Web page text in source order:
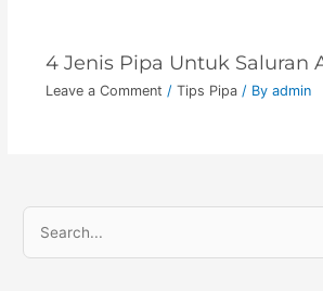
4 Jenis Pipa Untuk Saluran
Leave a Comment / Tips Pipa/ By admin